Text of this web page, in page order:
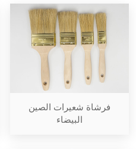
فرشاة شعيرات الصين
البيضاء